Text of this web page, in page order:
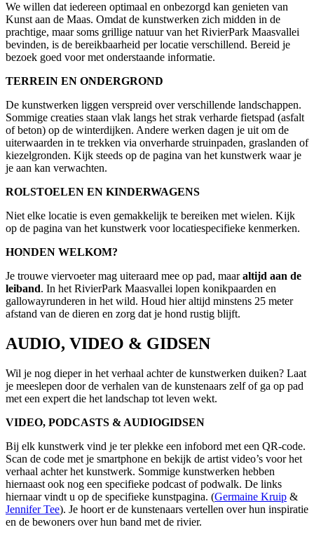
We willen dat iedereen optimaal en onbezorgd kan genieten van
Kunst aan de Maas. Omdat de kunstwerken zich midden in de
prachtige, maar soms grillige natuur van het RivierPark Maasvallei
bevinden, is de bereikbaarheid per locatie verschillend. Bereid je
bezoek goed voor met onderstaande informatie.
TERREIN EN ONDERGROND
De kunstwerken liggen verspreid over verschillende landschappen.
Sommige creaties staan vlak langs het strak verharde fietspad (asfalt
of beton) op de winterdijken. Andere werken dagen je uit om de
uiterwaarden in te trekken via onverharde struinpaden, graslanden of
kiezelgronden. Kijk steeds op de pagina van het kunstwerk waar je
je aan kan verwachten.
ROLSTOELEN EN KINDERWAGENS
Niet elke locatie is even gemakkelijk te bereiken met wielen. Kijk
op de pagina van het kunstwerk voor locatiespecifieke kenmerken.
HONDEN WELKOM?
Je trouwe viervoeter mag uiteraard mee op pad, maaraltijd aan de
leiband. In het RivierPark Maasvallei lopen konikpaarden en
gallowayrunderen in het wild. Houd hier altijd minstens 25 meter
afstand van de dieren en zorg dat je hond rustig blijft.
AUDIO, VIDEO & GIDSEN
Wil je nog dieper in het verhaal achter de kunstwerken duiken? Laat
je meeslepen door de verhalen van de kunstenaars zelf of ga op pad
met een expert die het landschap tot leven wekt.
VIDEO, PODCASTS & AUDIOGIDSEN
Bij elk kunstwerk vind je ter plekke een infobord met een QR-code.
Scan de code met je smartphone en bekijk de artist video’s voor het
verhaal achter het kunstwerk. Sommige kunstwerken hebben
hiernaast ook nog een specifieke podcast of podwalk. De links
hiernaar vindt u op de specifieke kunstpagina. (Germaine Kruip &
Jennifer Tee). Je hoort er de kunstenaars vertellen over hun inspiratie
en de bewoners over hun band met de rivier.